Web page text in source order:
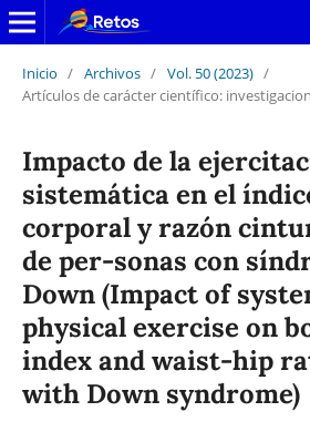
Inicio / Archivos / Vol. 50 (2023) /
Artículos de carácter científico:
Impacto de la
sistemática en el
corporal y razón
de per-sonas con
Down (Impact of
physical exercise on
index and waist-hip
with Down syndrome)